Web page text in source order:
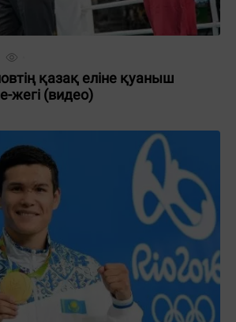
қазақ еліне қуаныш
жегі (видео)